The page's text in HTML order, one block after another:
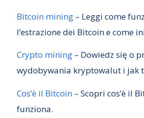
Bitcoin mining– Leggi come
l’estrazione dei Bitcoin e come
Crypto mining– Dowiedz się o
wydobywania kryptowalut i jak
Cos’è il Bitcoin– Scopri cos’è il
funziona.